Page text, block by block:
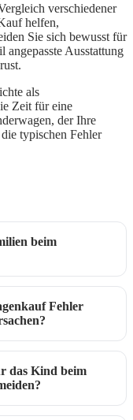
verschiedener
helfen,
Sie sich bewusst für
angepasste Ausstattung
als
Zeit für eine
der Ihre
typischen Fehler
beim
Fehler
das Kind beim